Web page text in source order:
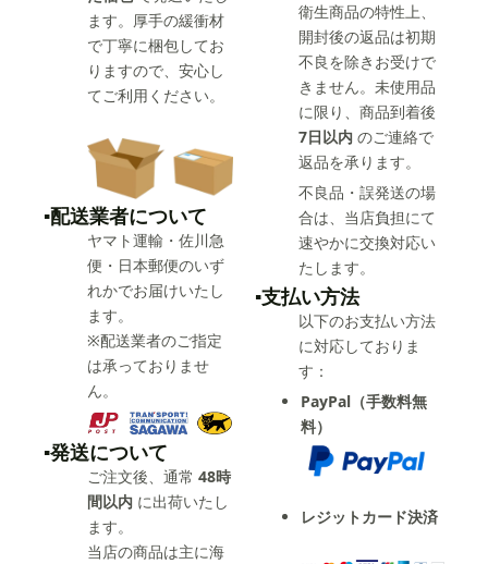
ます。厚手の緩衝材
で丁寧に梱包してお
りますので、安心し
てご利用ください。
▪️配送業者について
ヤマト運輸・佐川急
便・日本郵便のいず
れかでお届けいたし
ます。
※配送業者のご指定
は承っておりませ
ん。
▪️発送について
ご注文後、通常 48時
間以内 に出荷いたし
ます。
当店の商品は主に海
衛生商品の特性上、
開封後の返品は初期
不良を除きお受けで
きません。未使用品
に限り、商品到着後
7日以内 のご連絡で
返品を承ります。
不良品・誤発送の場
合は、当店負担にて
速やかに交換対応い
たします。
▪️支払い方法
以下のお支払い方法
に対応しておりま
す：
PayPal（手数料無
料）
レジットカード決済